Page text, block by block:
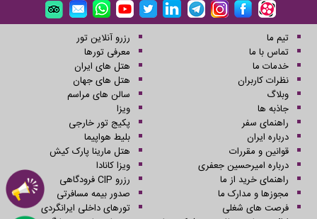
تیم ما
تماس با ما
خدمات ما
نظرات کاربران
وبلاگ
جاذبه ها
راهنمای سفر
درباره ایران
قوانین و مقررات
درباره امیرحسین جعفری
راهنمای خرید از ما
مجوزها و مدارک ما
فرصت های شغلی
رزرو آنلاین تور
معرفی تورها
هتل های ایران
هتل های جهان
سالن های مراسم
ویزا
پکیج تور خارجی
بلیط هواپیما
هتل مارینا پارک کیش
ویزا کانادا
رزرو CIP فرودگاهی
صدور بیمه مسافرتی
تورهای داخلی ایرانگردی